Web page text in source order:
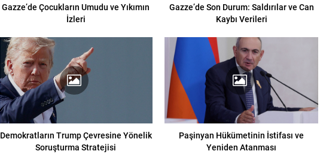
Gazze’de Çocukların Umudu ve Yıkımın
İzleri
Gazze’de Son Durum: Saldırılar ve Can
Kaybı Verileri
Demokratların Trump Çevresine Yönelik
Soruşturma Stratejisi
Paşinyan Hükümetinin İstifası ve
Yeniden Atanması